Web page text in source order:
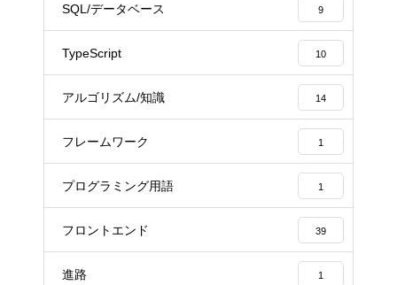
SQL/データベース 9
TypeScript 10
アルゴリズム/知識 14
フレームワーク 1
プログラミング用語 1
フロントエンド 39
進路 1